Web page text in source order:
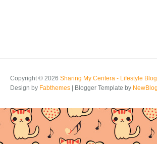
Copyright © 2026 Sharing My Ceritera - Lifestyle
Design by Fabthemes | Blogger Template by